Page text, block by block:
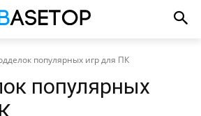
популярных игр для ПК
популярных